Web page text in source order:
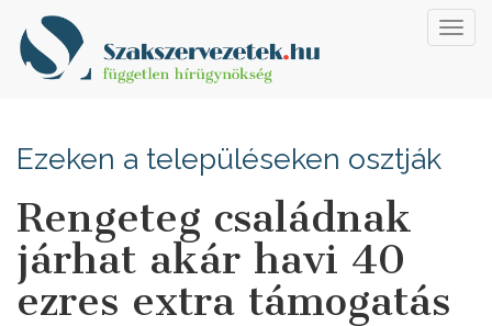
Ezeken a településeken osztják
Rengeteg családnak
járhat akár havi 40
ezres extra támogatás